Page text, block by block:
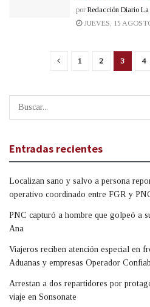
por Redacción Diario La
JUEVES, 15
1 2 3 4
Entradas recientes
Localizan sano y salvo a persona
operativo coordinado entre FGR y
PNC capturó a hombre que golpeó a
Ana
Viajeros reciben atención especial en
Aduanas y empresas Operador
Arrestan a dos repartidores por
viaje en Sonsonate